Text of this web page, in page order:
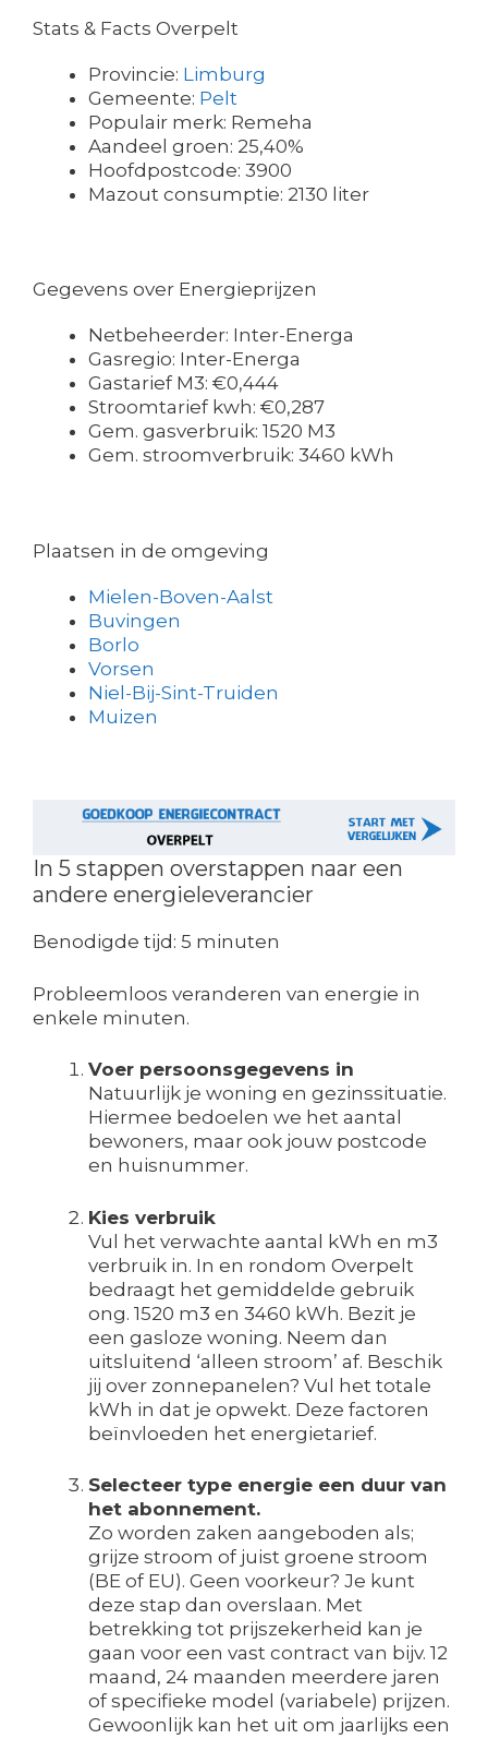
Stats & Facts Overpelt
Provincie: Limburg
Gemeente: Pelt
Populair merk: Remeha
Aandeel groen: 25,40%
Hoofdpostcode: 3900
Mazout consumptie: 2130 liter
Gegevens over Energieprijzen
Netbeheerder: Inter-Energa
Gasregio: Inter-Energa
Gastarief M3: €0,444
Stroomtarief kwh: €0,287
Gem. gasverbruik: 1520 M3
Gem. stroomverbruik: 3460 kWh
Plaatsen in de omgeving
Mielen-Boven-Aalst
Buvingen
Borlo
Vorsen
Niel-Bij-Sint-Truiden
Muizen
In 5 stappen overstappen naar een
andere energieleverancier
Benodigde tijd: 5 minuten
Probleemloos veranderen van energie in
enkele minuten.
Voer persoonsgegevens in
Natuurlijk je woning en gezinssituatie.
Hiermee bedoelen we het aantal
bewoners, maar ook jouw postcode
en huisnummer.
Kies verbruik
Vul het verwachte aantal kWh en m3
verbruik in. In en rondom Overpelt
bedraagt het gemiddelde gebruik
ong. 1520 m3 en 3460 kWh. Bezit je
een gasloze woning. Neem dan
uitsluitend ‘alleen stroom’ af. Beschik
jij over zonnepanelen? Vul het totale
kWh in dat je opwekt. Deze factoren
beïnvloeden het energietarief.
Selecteer type energie een duur van
het abonnement.
Zo worden zaken aangeboden als;
grijze stroom of juist groene stroom
(BE of EU). Geen voorkeur? Je kunt
deze stap dan overslaan. Met
betrekking tot prijszekerheid kan je
gaan voor een vast contract van bijv. 12
maand, 24 maanden meerdere jaren
of specifieke model (variabele) prijzen.
Gewoonlijk kan het uit om jaarlijks een